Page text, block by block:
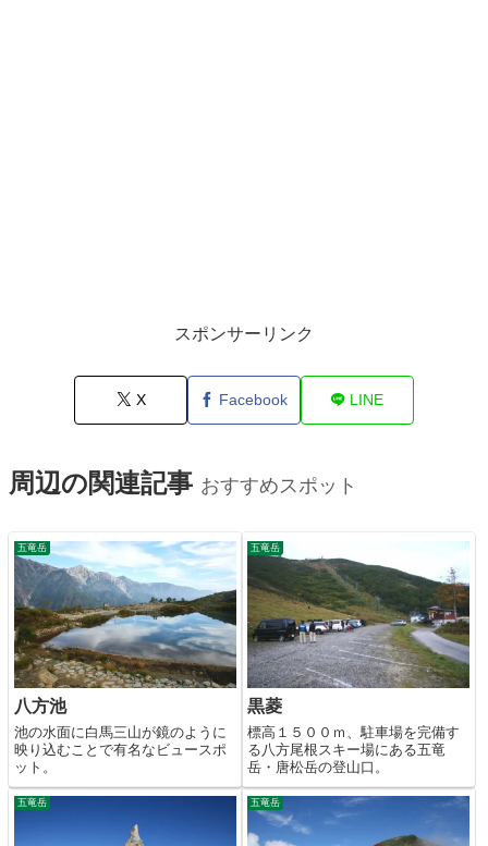
スポンサーリンク
X Facebook LINE
周辺の関連記事 おすすめスポット
五竜岳
八方池
池の水面に白馬三山が鏡のように
映り込むことで有名なビュースポ
ット。
五竜岳
黒菱
標高１５００ｍ、駐車場を完備す
る八方尾根スキー場にある五竜
岳・唐松岳の登山口。
五竜岳 五竜岳